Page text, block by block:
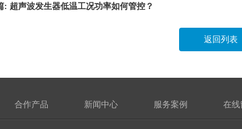
: 超声波发生器低温工况功率如何管控？
返回列表
合作产品 新闻中心 服务案例 在线